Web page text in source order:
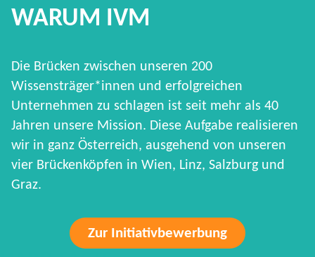
WARUM IVM
Die Brücken zwischen unseren 200
Wissensträger*innen und erfolgreichen
Unternehmen zu schlagen ist seit mehr als 40
Jahren unsere Mission. Diese Aufgabe realisieren
wir in ganz Österreich, ausgehend von unseren
vier Brückenköpfen in Wien, Linz, Salzburg und
Graz.
Zur Initiativbewerbung